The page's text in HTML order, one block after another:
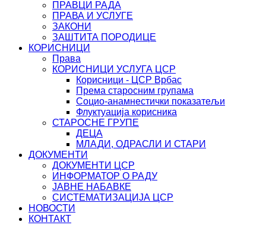
ПРАВЦИ РАДА
ПРАВА И УСЛУГЕ
ЗАКОНИ
ЗАШТИТА ПОРОДИЦЕ
КОРИСНИЦИ
Права
КОРИСНИЦИ УСЛУГА ЦСР
Корисници - ЦСР Врбас
Према старосним групама
Социо-анамнестички показатељи
Флуктуација корисника
СТАРОСНЕ ГРУПЕ
ДЕЦА
МЛАДИ, ОДРАСЛИ И СТАРИ
ДОКУМЕНТИ
ДОКУМЕНТИ ЦСР
ИНФОРМАТОР О РАДУ
ЈАВНЕ НАБАВКЕ
СИСТЕМАТИЗАЦИЈА ЦСР
НОВОСТИ
КОНТАКТ